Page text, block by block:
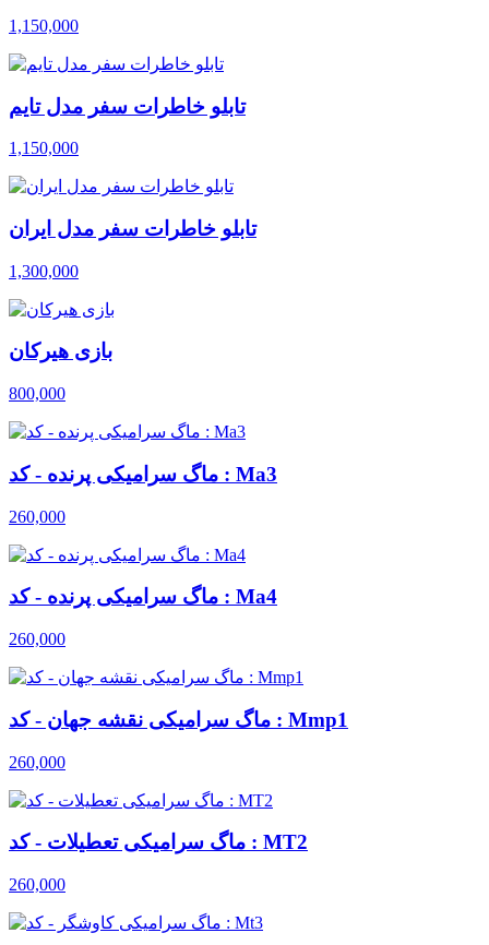
1,150,000
تابلو خاطرات سفر مدل تایم
1,150,000
تابلو خاطرات سفر مدل ایران
1,300,000
بازی هیرکان
800,000
ماگ سرامیکی پرنده - کد : Ma3
260,000
ماگ سرامیکی پرنده - کد : Ma4
260,000
ماگ سرامیکی نقشه جهان - کد : Mmp1
260,000
ماگ سرامیکی تعطیلات - کد : MT2
260,000